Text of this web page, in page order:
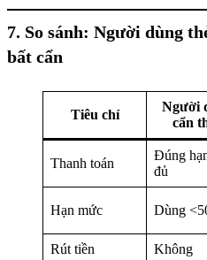
7. So sánh: Người dùng
bất cẩn
Tiêu chí
Người
cẩn
Thanh toán
Đúng
đủ
Hạn mức Dùng
Rút tiền Không